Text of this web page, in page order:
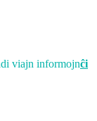
viajn informojnĉi